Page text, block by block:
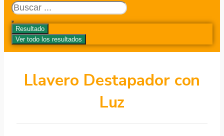
Search
...
Resultado
Ver todo los resultados
Llavero Destapador con
Luz